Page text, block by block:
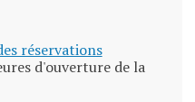
réservations
d'ouverture de la